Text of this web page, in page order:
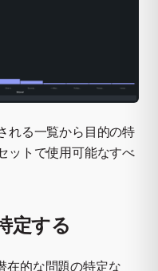
れる一覧から目的の特
ットで使用可能なすべ
定する
在的な問題の特定な